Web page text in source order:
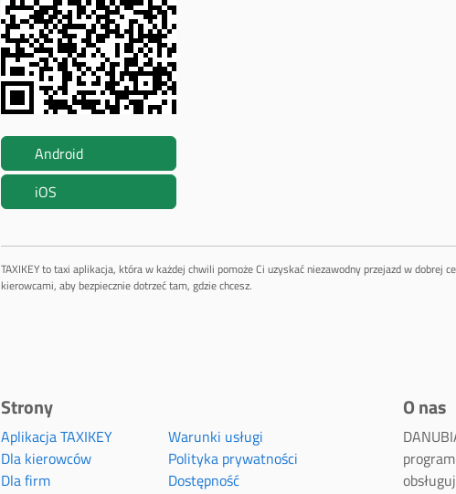
Android
iOS
TAXIKEY to taxi aplikacja, która w każdej chwili pomoże Ci uzyskać niezawodny przejazd w dobrej
kierowcami, aby bezpiecznie dotrzeć tam, gdzie chcesz.
Strony
Aplikacja TAXIKEY
Dla kierowców
Dla firm
Warunki usługi
Polityka prywatności
Dostępność
O nas